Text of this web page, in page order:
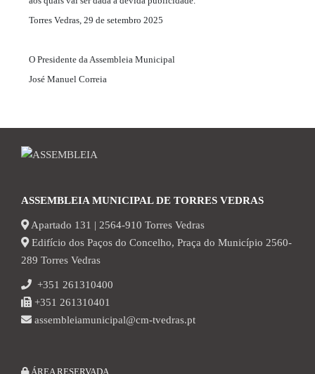
Torres Vedras, 29 de setembro 2025
O Presidente da Assembleia Municipal
José Manuel Correia
ASSEMBLEIA MUNICIPAL DE TORRES VEDRAS
Apartado 131 | 2564-910 Torres Vedras
Edifício dos Paços do Concelho, Praça do Município 2560-
289 Torres Vedras
+351 261310400
+351 261310401
assembleiamunicipal@cm-tvedras.pt
ÁREA RESERVADA